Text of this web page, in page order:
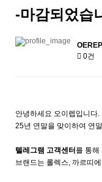
-마감되었습
OEREP
0건
안녕하세요 오이렙입니다.
25년 연말을 맞이하여 연
텔레그램 고객센터 를 통해
브랜드는 롤렉스, 까르띠